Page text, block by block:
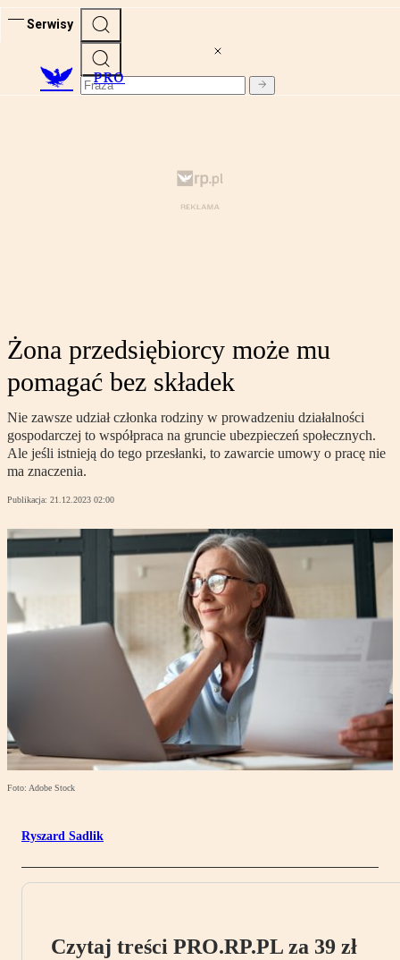
Serwisy
PRO
Żona przedsiębiorcy może mu
pomagać bez składek
Nie zawsze udział członka rodziny w prowadzeniu działalności
gospodarczej to współpraca na gruncie ubezpieczeń społecznych.
Ale jeśli istnieją do tego przesłanki, to zawarcie umowy o pracę nie
ma znaczenia.
Publikacja: 21.12.2023 02:00
Foto: Adobe Stock
Ryszard Sadlik
Czytaj treści PRO.RP.PL za 39 zł